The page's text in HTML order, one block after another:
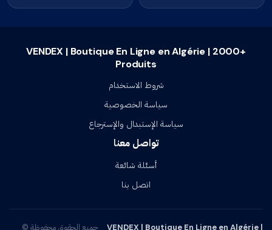
VENDEX | Boutique En Ligne en Algérie | 2000+
Produits
شروط الاستخدام
سياسة الخصوصية
سياسة الإستبدال والإسترجاع
تواصل معنا
أسئلة شائعة
اتصل بنا
VENDEX | Boutique En Ligne en Algérie | جميع الحقوق محفوظة ©